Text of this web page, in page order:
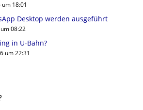
um 18:01
Desktop werden ausgeführt
08:22
in U-Bahn?
um 22:31